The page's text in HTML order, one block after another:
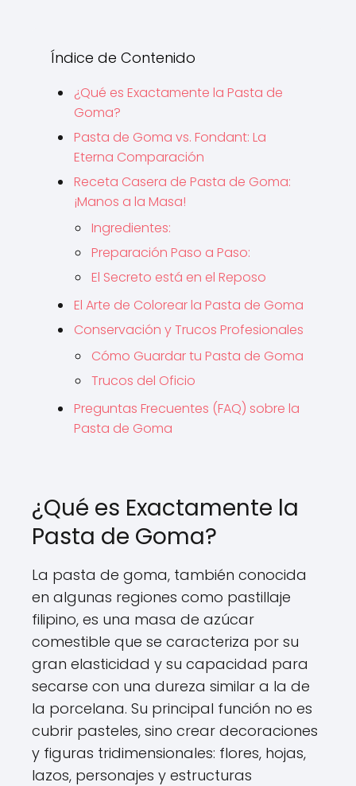
Índice de Contenido
¿Qué es Exactamente la Pasta de
Goma?
Pasta de Goma vs. Fondant: La
Eterna Comparación
Receta Casera de Pasta de Goma:
¡Manos a la Masa!
Ingredientes:
Preparación Paso a Paso:
El Secreto está en el Reposo
El Arte de Colorear la Pasta de Goma
Conservación y Trucos Profesionales
Cómo Guardar tu Pasta de Goma
Trucos del Oficio
Preguntas Frecuentes (FAQ) sobre la
Pasta de Goma
¿Qué es Exactamente la
Pasta de Goma?
La pasta de goma, también conocida
en algunas regiones como pastillaje
filipino, es una masa de azúcar
comestible que se caracteriza por su
gran elasticidad y su capacidad para
secarse con una dureza similar a la de
la porcelana. Su principal función no es
cubrir pasteles, sino crear decoraciones
y figuras tridimensionales: flores, hojas,
lazos, personajes y estructuras